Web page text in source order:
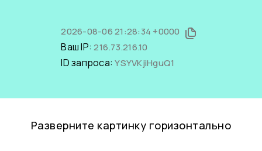
2026-08-06 21:28:34 +0000
Ваш IP:216.73.216.10
ID запроса:YSYVKjiHguQ1
Разверните картинку горизонтально